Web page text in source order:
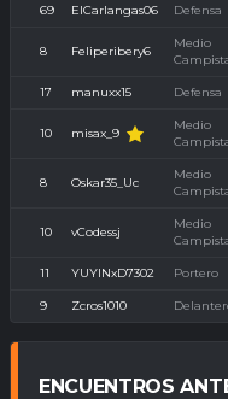
69 ElCarlangas06 Defensa
8 Feliperibery6
Medio
17 manuxx15 Defensa
10 misax_9
Medio
8 Oskar35_Uc
Medio
10 vCodessj
Medio
11 YUYINxD7302 Portero
9 Zcros1010
ENCUENTROS